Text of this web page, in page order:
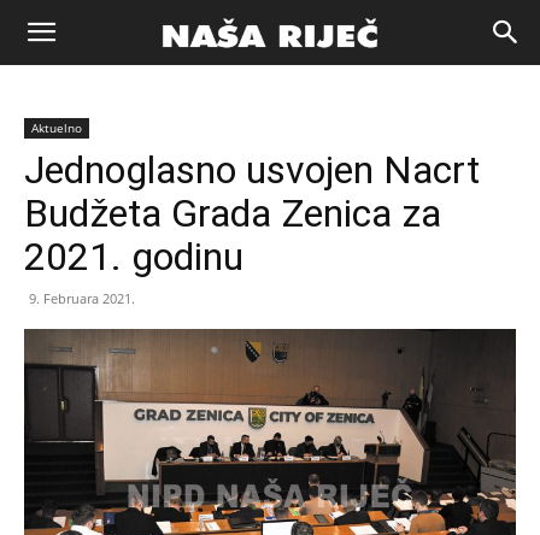
Naša
riječ
Zenica
Aktuelno
Jednoglasno usvojen Nacrt
Budžeta Grada Zenica za
2021. godinu
9. Februara 2021.